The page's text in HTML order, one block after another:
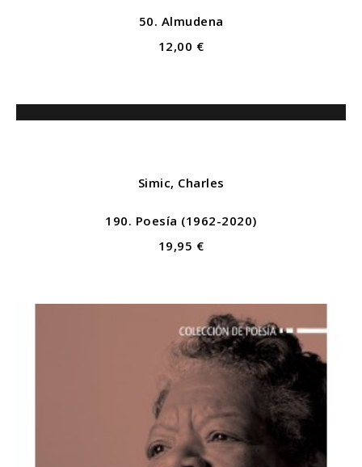
50. Almudena
12,00 €
Simic, Charles
190. Poesía (1962-2020)
19,95 €